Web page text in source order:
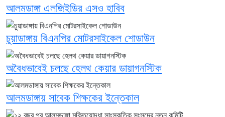
আলমডাঙ্গা এলজিইডির এসও হাবিব
চুয়াডাঙ্গায় বিএনপির মোটরসাইকেল শোডাউন
অবৈধভাবেই চলছে হেলথ কেয়ার ডায়াগনস্টিক
আলমডাঙ্গায় সাবেক শিক্ষকের ইন্তেকাল